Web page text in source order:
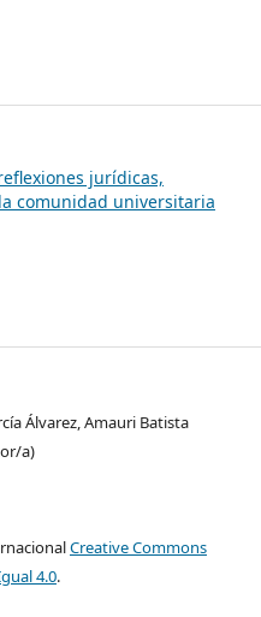
jurídicas,
comunidad universitaria
Álvarez, Amauri Batista
a)
Creative Commons
4.0.